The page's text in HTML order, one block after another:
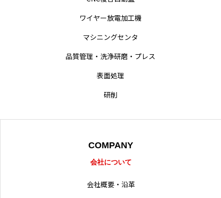
ワイヤー放電加工機
マシニングセンタ
品質管理・洗浄研磨・プレス
表面処理
研削
COMPANY
会社について
会社概要・沿革